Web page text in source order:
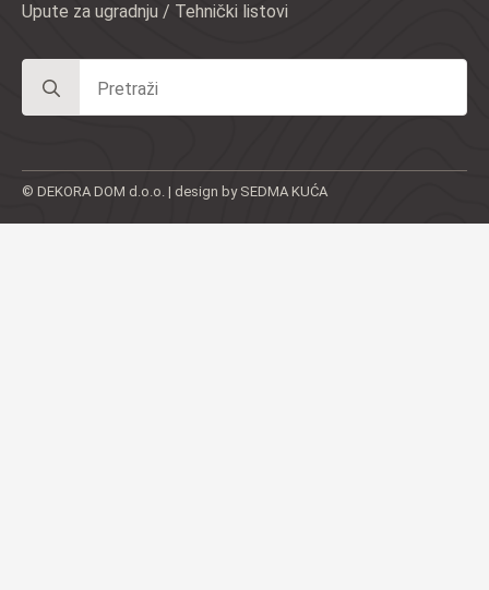
Upute za ugradnju / Tehnički listovi
for:
© DEKORA DOM d.o.o. | design by SEDMA KUĆA